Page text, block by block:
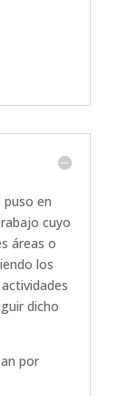
puso en
cuyo
áreas o
los
dicho
por